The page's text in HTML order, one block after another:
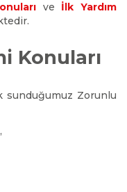
ve İlk Yardım
Konuları
sunduğumuz Zorunlu